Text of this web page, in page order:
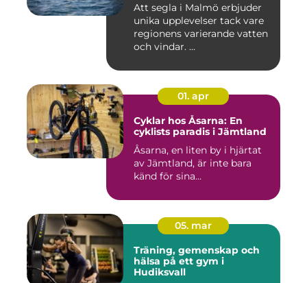
Att segla i Malmö erbjuder
unika upplevelser tack vare
regionens varierande vatten
och vindar. ...
01. apr
Cyklar hos Åsarna: En
cyklists paradis i Jämtland
Åsarna, en liten by i hjärtat
av Jämtland, är inte bara
känd för sina...
05. mar
Träning, gemenskap och
hälsa på ett gym i
Hudiksvall